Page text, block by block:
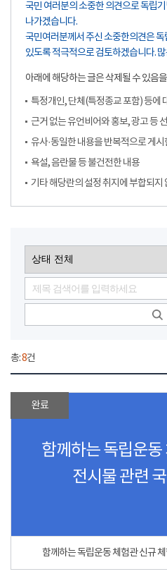
국민 여러분의 소중한 의견으로 독립
나가겠습니다.
국민여러분께서 주신 소중한의견은
있도록 적극적으로 검토하겠습니다.
아래에 해당하는 글은 삭제될 수 있음
특정개인, 단체(특정종교 포함) 등에
근거 없는 유언비어와 홍보, 광고 등
유사·동일한 내용을 반복적으로 게시
욕설, 음란물 등 불건전한 내용
기타 해당란의 설정 취지에 부합되지
총:8건
완료
함께하는 독립운동
전시물 관련
함께하는 독립운동 체험관 신규